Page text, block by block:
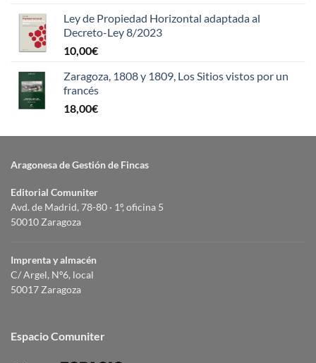
Ley de Propiedad Horizontal adaptada al
Decreto-Ley 8/2023
10,00€
Zaragoza, 1808 y 1809, Los Sitios vistos por un
francés
18,00€
Aragonesa de Gestión de Fincas
Editorial Comuniter
Avd. de Madrid, 78-80 · 1º, oficina 5
50010 Zaragoza
Imprenta y almacén
C/ Argel, Nº6, local
50017 Zaragoza
Espacio Comuniter